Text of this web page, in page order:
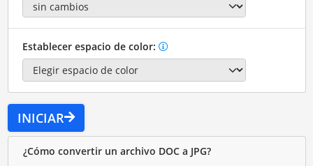
Establecer espacio de color:
INICIAR
¿Cómo convertir un archivo DOC a JPG?